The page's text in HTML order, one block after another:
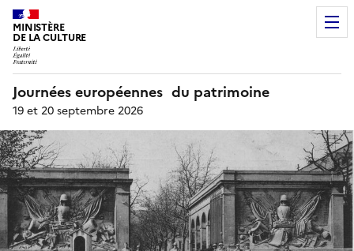
MINISTÈRE
DE LA CULTURE
Journées européennes du patrimoine
19 et 20 septembre 2026